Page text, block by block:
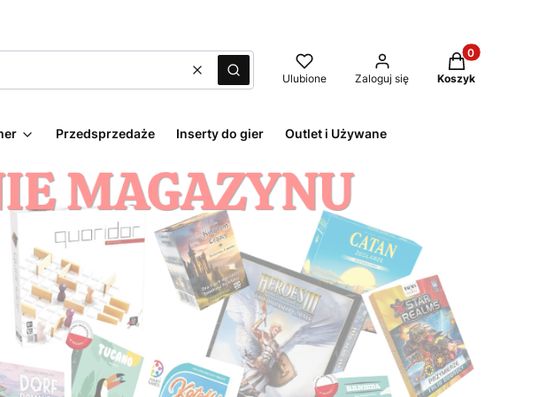
WyczyśćSzukaj Ulubione Zaloguj się
Produkty w
Koszyk
Przedsprzedaże Inserty do gier Outlet i Używane